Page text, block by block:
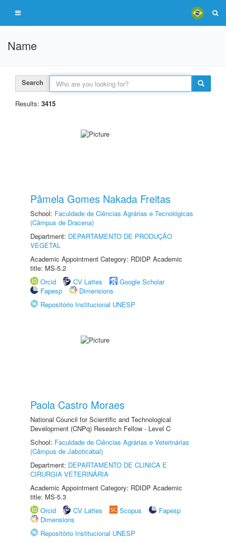
Name
Search
Results: 3415
Pâmela Gomes Nakada Freitas
School: Faculdade de Ciências Agrárias e Tecnológicas
(Câmpus de Dracena)
Department: DEPARTAMENTO DE PRODUÇÃO
VEGETAL
Academic Appointment Category: RDIDP Academic
title: MS-5.2
Orcid
CV Lattes
Google Scholar
Fapesp
Dimensions
Repositório Institucional UNESP
Paola Castro Moraes
National Council for Scientific and Technological
Development (CNPq) Research Fellow - Level C
School: Faculdade de Ciências Agrárias e Veterinárias
(Câmpus de Jaboticabal)
Department: DEPARTAMENTO DE CLINICA E
CIRURGIA VETERINÁRIA
Academic Appointment Category: RDIDP Academic
title: MS-5.3
Orcid
CV Lattes Scopus
Fapesp
Dimensions
Repositório Institucional UNESP